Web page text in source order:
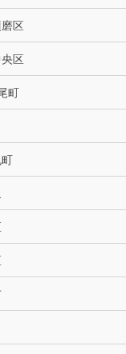
区
区
町